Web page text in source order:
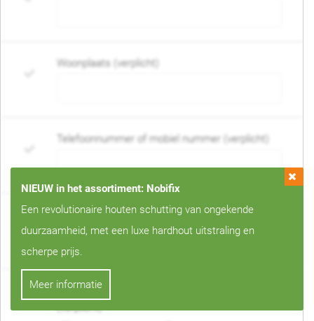
Woonplaats (verplicht)
Telefoonnummer of mobiel nummer (verplicht)
E-mail adres (verplicht)
Wanneer mag de schutting geplaatst worden?
(verplicht)
NIEUW in het assortiment: Nobifix
Een revolutionaire houten schutting van ongekende
duurzaamheid, met een luxe hardhout uitstraling en
scherpe prijs.
Meer informatie